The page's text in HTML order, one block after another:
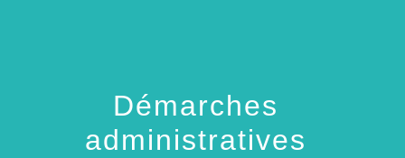
Démarches
administratives